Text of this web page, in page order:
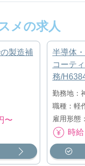
メの求人
製造補
〜
半導体
コーテ
務/
勤務地：
職種：軽
雇用形態
時